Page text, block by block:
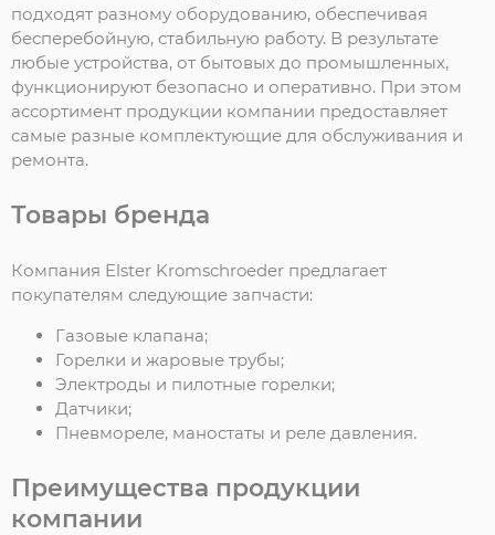
подходят разному оборудованию, обеспечивая
бесперебойную, стабильную работу. В результате
любые устройства, от бытовых до промышленных,
функционируют безопасно и оперативно. При этом
ассортимент продукции компании предоставляет
самые разные комплектующие для обслуживания и
ремонта.
Товары бренда
Компания Elster Kromschroeder предлагает
покупателям следующие запчасти:
Газовые клапана;
Горелки и жаровые трубы;
Электроды и пилотные горелки;
Датчики;
Пневмореле, маностаты и реле давления.
Преимущества продукции
компании